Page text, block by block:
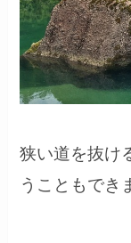
狭い道を抜け
うこともでき